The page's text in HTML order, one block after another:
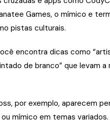
Games, o mímico e
pistas culturais.
encontra dicas como
de branco” que levam
por exemplo, aparecem
mímico em temas variados.